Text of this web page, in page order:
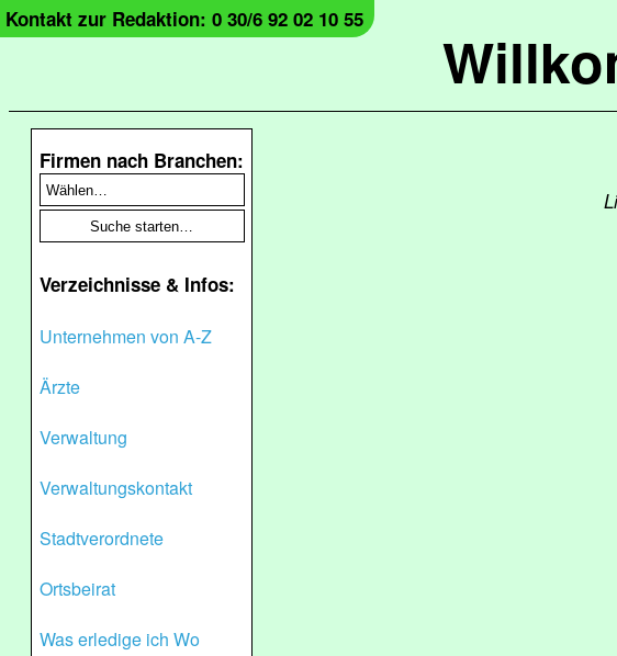
Kontakt zur Redaktion: 0 30/6 92 02 10 55
Firmen nach Branchen:
Verzeichnisse & Infos:
Unternehmen von A-Z
Ärzte
Verwaltung
Verwaltungskontakt
Stadtverordnete
Ortsbeirat
Was erledige ich Wo